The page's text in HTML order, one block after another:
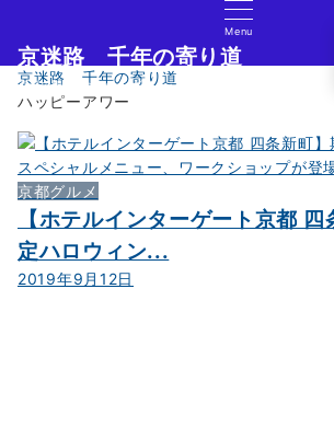
Menu
京迷路 千年の寄り道
京都の観光イベント・グルメ・ショッピングの情報サイト
京迷路 千年の寄り道
ハッピーアワー
京都グルメ
【ホテルインターゲート京都
定ハロウィン...
2019年9月12日